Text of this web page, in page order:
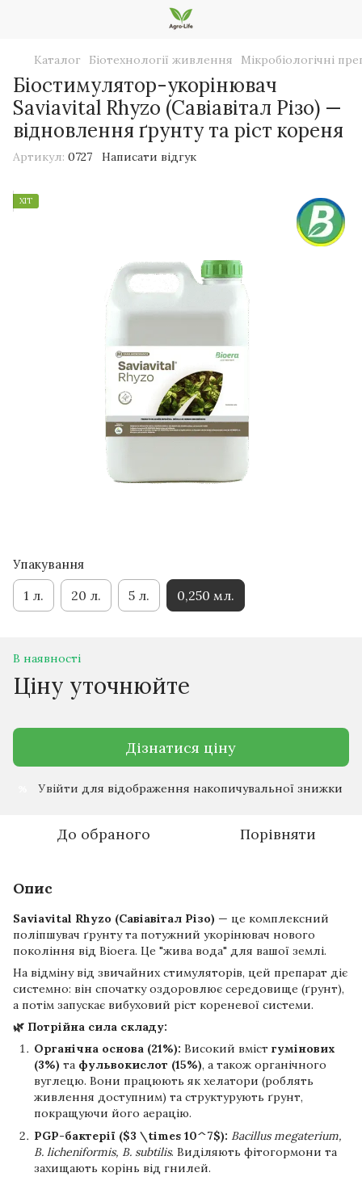
Каталог Біотехнології живлення Мікробіологічні
Біостимулятор-укорінювач
Saviavital Rhyzo (Савіавітал Різо) —
відновлення ґрунту та ріст кореня
Артикул: 0727 Написати відгук
ХІТ
Упакування
1 л. 20 л. 5 л. 0,250 мл.
В наявності
Ціну уточнюйте
Дізнатися ціну
Увійти для відображення накопичувальної знижки
До обраного Порівняти
Опис
Saviavital Rhyzo (Савіавітал Різо) — це комплексний
поліпшувач ґрунту та потужний укорінювач нового
покоління від Bioera. Це "жива вода" для вашої землі.
На відміну від звичайних стимуляторів, цей препарат діє
системно: він спочатку оздоровлює середовище (ґрунт),
а потім запускає вибуховий ріст кореневої системи.
🌿 Потрійна сила складу:
Органічна основа (21%): Високий вміст гумінових
(3%) та фульвокислот (15%), а також органічного
вуглецю. Вони працюють як хелатори (роблять
живлення доступним) та структурують ґрунт,
покращуючи його аерацію.
PGP-бактерії ($3 \times 10^7$): Bacillus megaterium,
B. licheniformis, B. subtilis. Виділяють фітогормони та
захищають корінь від гнилей.